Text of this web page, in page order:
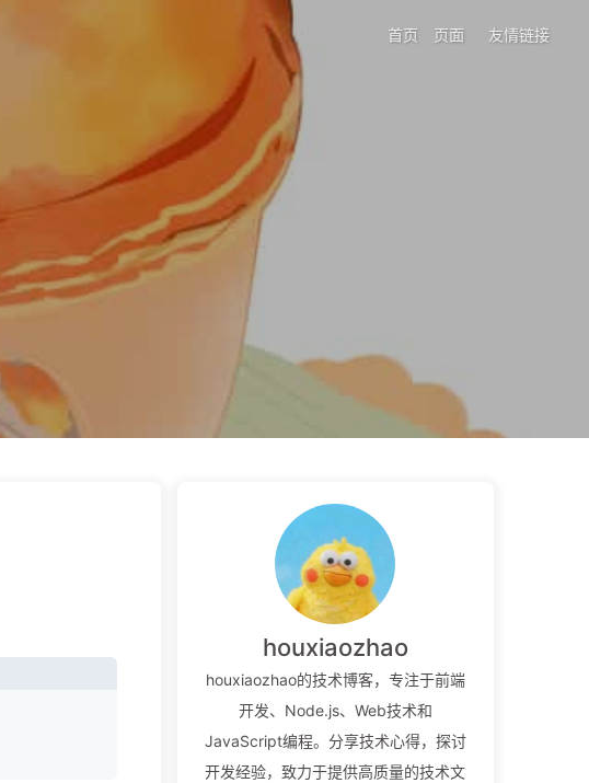
首页 页面 友情链接
houxiaozhao
houxiaozhao的技术博客，专注于前端
开发、Node.js、Web技术和
JavaScript编程。分享技术心得，探讨
开发经验，致力于提供高质量的技术文